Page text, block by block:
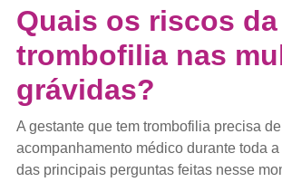
Quais os riscos da
trombofilia nas
grávidas?
A gestante que tem trombofilia precisa de
acompanhamento médico durante toda
das principais perguntas feitas nesse